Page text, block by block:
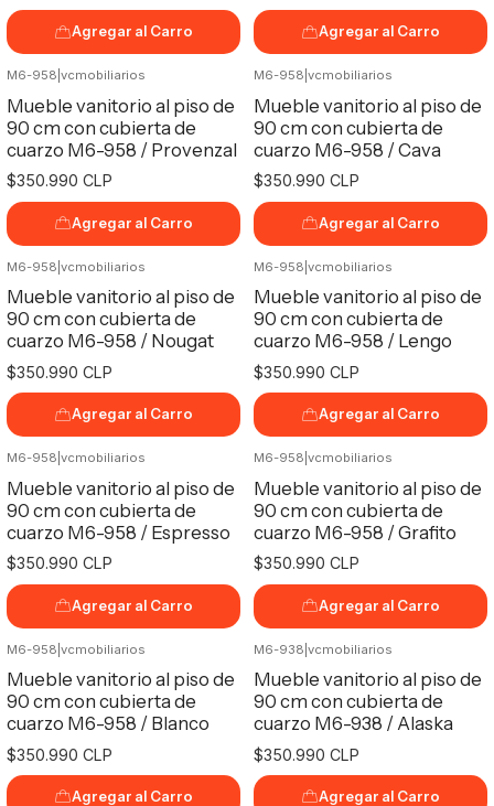
Agregar al Carro Agregar al Carro
M6-958 vcmobiliarios
Mueble vanitorio al piso de
90 cm con cubierta de
cuarzo M6-958 / Provenzal
$350.990 CLP
Agregar al Carro
M6-958 vcmobiliarios
Mueble vanitorio al piso de
90 cm con cubierta de
cuarzo M6-958 / Cava
$350.990 CLP
Agregar al Carro
M6-958 vcmobiliarios
Mueble vanitorio al piso de
90 cm con cubierta de
cuarzo M6-958 / Nougat
$350.990 CLP
Agregar al Carro
M6-958 vcmobiliarios
Mueble vanitorio al piso de
90 cm con cubierta de
cuarzo M6-958 / Lengo
$350.990 CLP
Agregar al Carro
M6-958 vcmobiliarios
Mueble vanitorio al piso de
90 cm con cubierta de
cuarzo M6-958 / Espresso
$350.990 CLP
Agregar al Carro
M6-958 vcmobiliarios
Mueble vanitorio al piso de
90 cm con cubierta de
cuarzo M6-958 / Grafito
$350.990 CLP
Agregar al Carro
M6-958 vcmobiliarios
Mueble vanitorio al piso de
90 cm con cubierta de
cuarzo M6-958 / Blanco
$350.990 CLP
Agregar al Carro
M6-938 vcmobiliarios
Mueble vanitorio al piso de
90 cm con cubierta de
cuarzo M6-938 / Alaska
$350.990 CLP
Agregar al Carro